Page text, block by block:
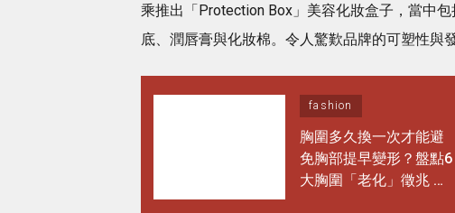
乘推出「Protection Box」美容化妝盒子，當中
底、潤唇膏與化妝棉。令人驚歎品牌的可塑性與
fashion
胸圍多久換一次才能避
免胸部提早變形？盤點6
大胸圍「老化」徵兆 日